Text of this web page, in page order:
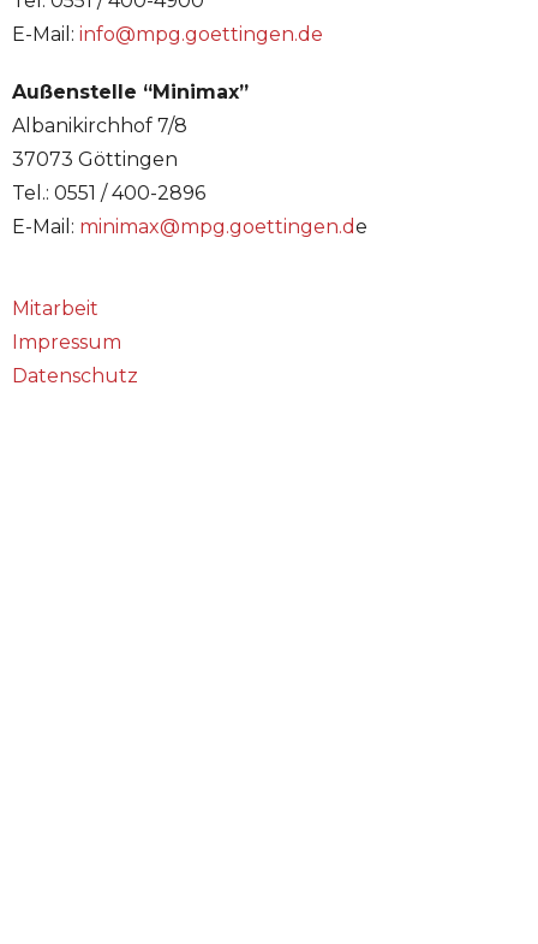
E-Mail: info@mpg.goettingen.de
Außenstelle “Minimax”
Albanikirchhof 7/8
37073 Göttingen
Tel.: 0551 / 400-2896
E-Mail: minimax@mpg.goettingen.de
Mitarbeit
Impressum
Datenschutz